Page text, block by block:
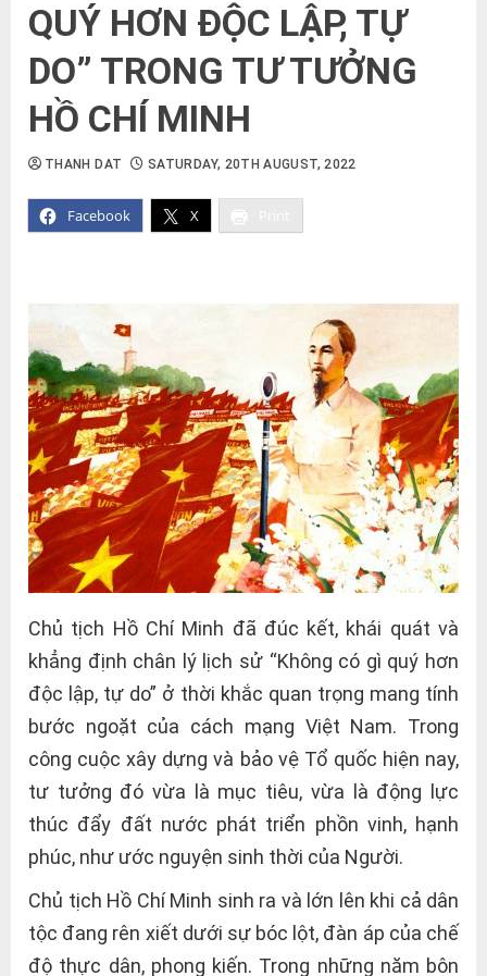
QUÝ HƠN ĐỘC LẬP, TỰ
DO” TRONG TƯ TƯỞNG
HỒ CHÍ MINH
Facebook X
THANH DAT SATURDAY, 20TH AUGUST, 2022
Chủ tịch Hồ Chí Minh đã đúc kết, khái quát và
khẳng định chân lý lịch sử “Không có gì quý hơn
độc lập, tự do” ở thời khắc quan trọng mang tính
bước ngoặt của cách mạng Việt Nam. Trong
công cuộc xây dựng và bảo vệ Tổ quốc hiện nay,
tư tưởng đó vừa là mục tiêu, vừa là động lực
thúc đẩy đất nước phát triển phồn vinh, hạnh
phúc, như ước nguyện sinh thời của Người.
Chủ tịch Hồ Chí Minh sinh ra và lớn lên khi cả dân
tộc đang rên xiết dưới sự bóc lột, đàn áp của chế
độ thực dân, phong kiến. Trong những năm bôn